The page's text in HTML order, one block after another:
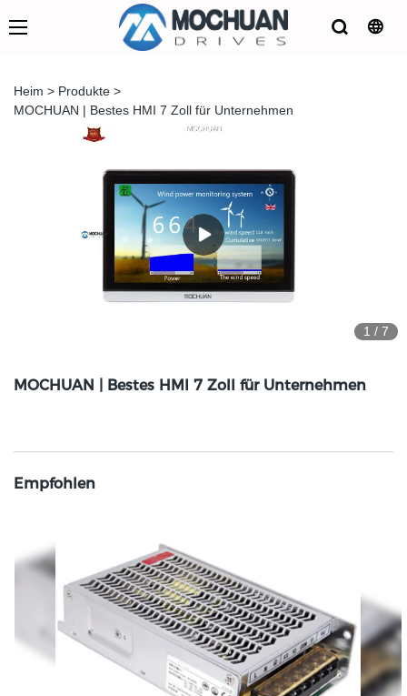
Heim > Produkte >
MOCHUAN | Bestes HMI 7 Zoll für Unternehmen
1 / 7
MOCHUAN | Bestes HMI 7 Zoll für Unternehmen
Empfohlen